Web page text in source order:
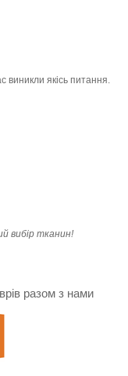
виникли якісь питання.
вибір тканин!
разом з нами